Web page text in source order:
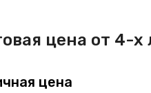
цена от 4-
цена